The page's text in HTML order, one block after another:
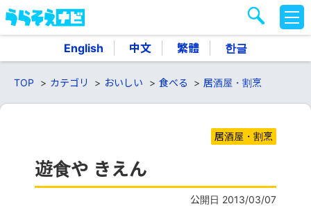
English 中文 繁體 한글
M
E
TOP カテゴリ おいしい 食べる 居酒屋・割烹
居酒屋・割烹
遊食や きえん
公開日 2013/03/07